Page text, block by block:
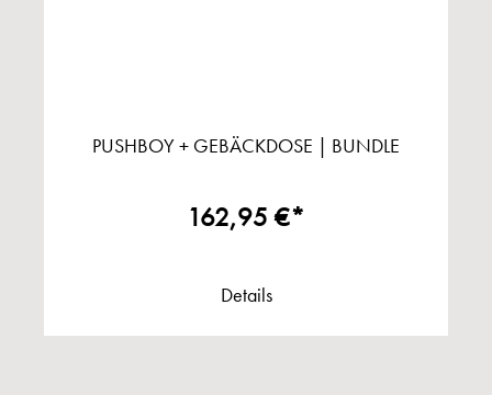
PUSHBOY + GEBÄCKDOSE | BUNDLE
162,95 €*
Details